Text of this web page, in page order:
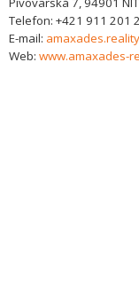
Telefon: +421 911 201
E-mail:
Web: www.amaxades-